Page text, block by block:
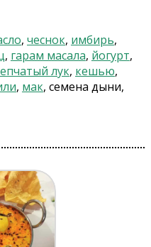
, чеснок, имбирь,
, гарам масала, йогурт,
лук, кешью,
, мак, семена дыни,